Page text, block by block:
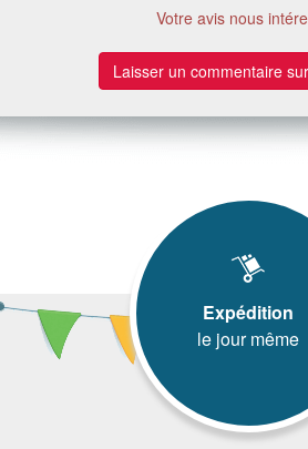
Votre avis nous
Laisser un commentaire
Expédition
le jour même